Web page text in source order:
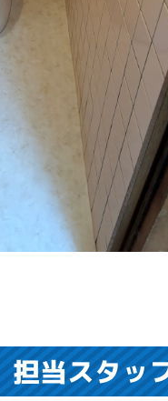
担当スタッ